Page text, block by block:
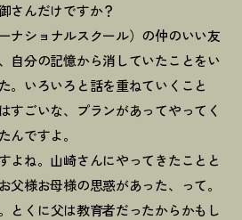
さんだけですか？
ショナルスクール）の仲のいい友
自分の記憶から消していたことをい
。いろいろと話を重ねていくこと
すごいな、プランがあってやってく
んですよ。
ね。山崎さんにやってきたことと
父様お母様の思惑があった、って。
とくに父は教育者だったからかもし